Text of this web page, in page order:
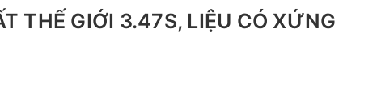
THẾ GIỚI 3.47S, LIỆU CÓ XỨNG